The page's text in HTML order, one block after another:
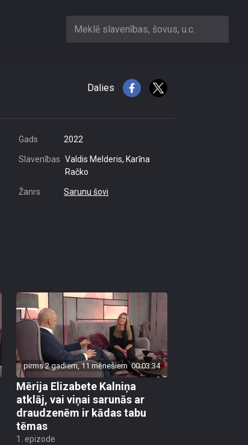
Meklē slavenības, šovus, u.c.
Dalies
Gads 2022
Slavenības Valdis Melderis, Karīna
Račko
Žanrs Sarunu šovi
pirms 2 gadiem, 11 mēnešiem 00:03:34
Mērija Elizabete Kalniņa
atklāj, vai viņai sarunās ar
draudzenēm ir kādas tabu
tēmas
1. epizode